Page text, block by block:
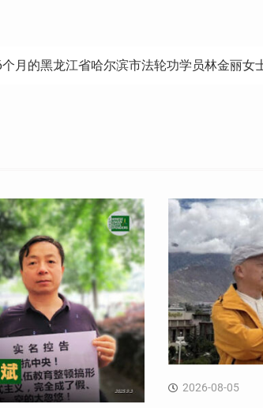
月的黑龙江省哈尔滨市法轮功学员林金丽女
2026-08-05